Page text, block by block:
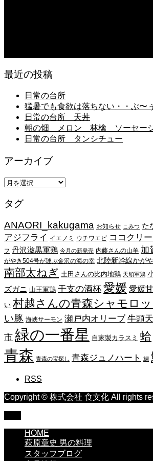
最近の投稿
日常の台所
猛暑でも食欲は落ちない・・ぶ〜ぅ
日常の台所 天丼
朝の畑 メロン 林檎 ソーセー
日常の台所 タンシチュー
アーカイブ
ア
カ
ブ
タグ
ANAORI_kakugama お知らせ こみつ た
アジフライ イエノミ ウチワエビ ココクリ
フ 丹沢滋黒軍鶏 今月の新発売 内藤さんの山羊 加
がやき504号が運ぶ金沢の海の幸 北陸新幹線かが
南部太ねぎ 土田さんの比内地鶏 天領軍鶏
ズガニ 山王軍鶏 干支の酒杯 愛媛 愛媛
い 村越さんの青森シャモロッ
い豚 海峡サーモン 瀬戸内オリーブ 牛頭
市 緑の一番星 自家製カラスミ 蛤
青森 青森の宝探し 青森ジュノハート 鯛
RSS
Copyright © 株式会社 食文化 All rights
HOME
萩原章史 男の料理
スタッフブログ